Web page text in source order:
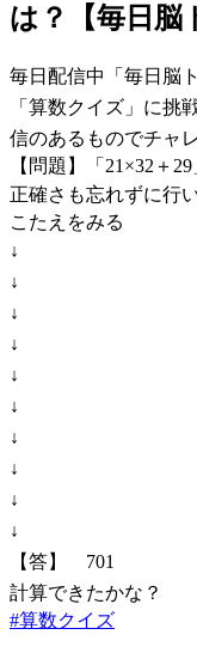
は？【毎日脳
毎日配信中「毎日脳
「算数クイズ」に
信のあるものでチャ
【問題】「21×32＋
正確さも忘れずに行
こたえをみる
↓
↓
↓
↓
↓
↓
↓
↓
↓
↓
【答】 701
計算できたかな？
#算数クイズ